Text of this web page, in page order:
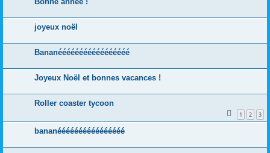
joyeux noël
Bananééééééééééééééééé
Joyeux Noël et bonnes vacances !
Roller coaster tycoon
1 2 3
bananéééééééééééééééé